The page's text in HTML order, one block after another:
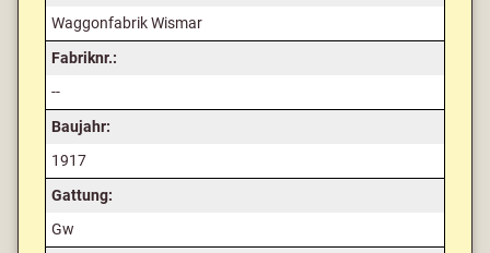
Waggonfabrik Wismar
Fabriknr.:
--
Baujahr:
1917
Gattung:
Gw